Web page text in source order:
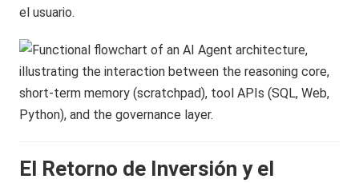
el usuario.
El Retorno de Inversión y el